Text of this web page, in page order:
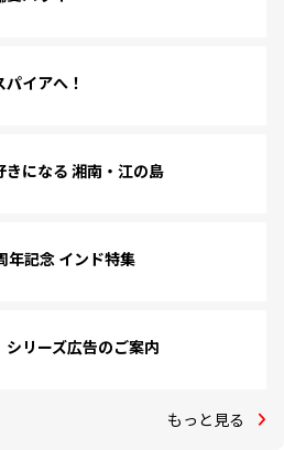
イアへ！
になる 湘南・江の島
年記念 インド特集
シリーズ広告のご案内
もっと見る